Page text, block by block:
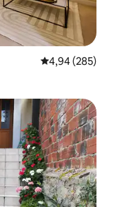
Calificación
4,94 (285)